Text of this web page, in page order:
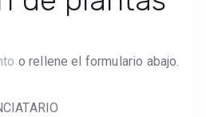
o rellene el formulario abajo.